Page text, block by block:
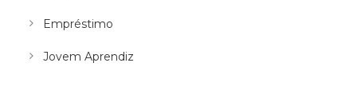
Empréstimo
Jovem Aprendiz